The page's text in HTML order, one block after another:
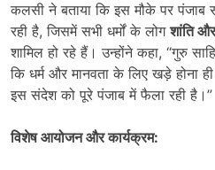
कलसी ने बताया कि इस मौके पर पंजाब
रही है, जिसमें सभी धर्मों के लोगशांति
शामिल हो रहे हैं। उन्होंने कहा, “गुरु
कि धर्म और मानवता के लिए खड़े होना
इस संदेश को पूरे पंजाब में फैला रही है।”
विशेष आयोजन और कार्यक्रम: